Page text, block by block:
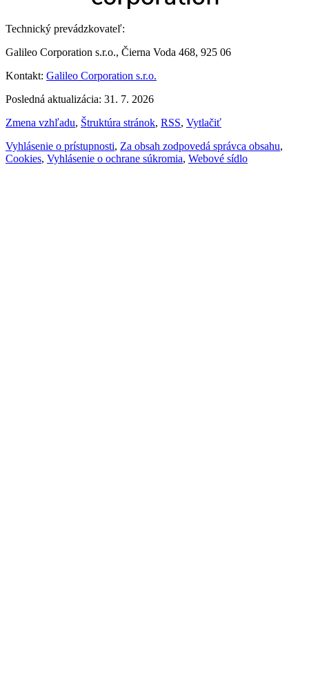
Technický prevádzkovateľ:
Galileo Corporation s.r.o., Čierna Voda 468, 925 06
Kontakt: Galileo Corporation s.r.o.
Posledná aktualizácia: 31. 7. 2026
Zmena vzhľadu, Štruktúra stránok, RSS, Vytlačiť
Vyhlásenie o prístupnosti, Za obsah zodpovedá správca obsahu,
Cookies, Vyhlásenie o ochrane súkromia, Webové sídlo